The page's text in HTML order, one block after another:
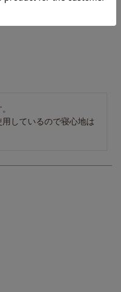
D）厚み12cm 送料無料
しているので寝心地は